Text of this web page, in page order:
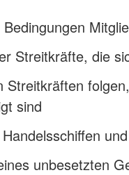
Streitkräfte, die
Streitkräften
sind
unbesetzten